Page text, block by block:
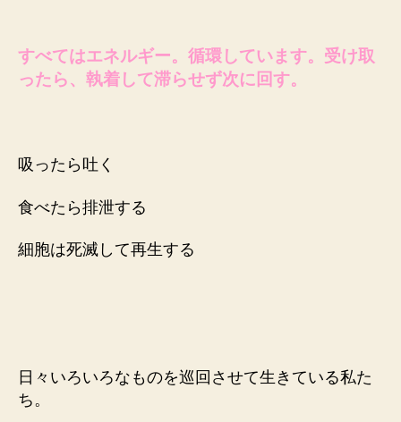
すべてはエネルギー。循環しています。受け取
ったら、執着して滞らせず次に回す。
吸ったら吐く
食べたら排泄する
細胞は死滅して再生する
日々いろいろなものを巡回させて生きている私た
ち。